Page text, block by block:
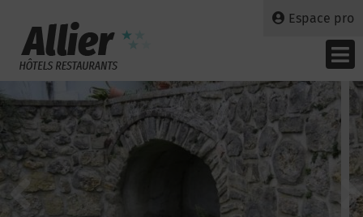
Espace pro